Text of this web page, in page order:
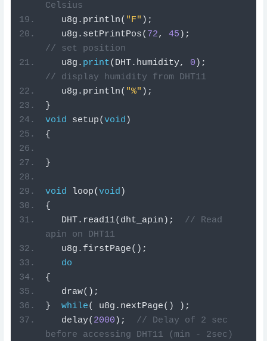
Celsius
   u8g
. println( "F" );
   u8g
. setPrintPos( 72, 45 );
// set position
   u8g
. print( DHT. humidity, 0 );
// display humidity from DHT11
   u8g
. println( "%" );
}
void
setup(void )
{
}
void loop(void )
{
   DHT
. read11( dht_apin );
// Read
apin on DHT11
   u8g
. firstPage();
do
{
   draw
();
}
while( u8g . nextPage()
);
   delay
( 2000 );
// Delay of 2 sec
before accessing DHT11 (min - 2sec)